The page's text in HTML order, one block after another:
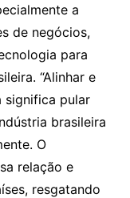
a
de negócios,
para
“Alinhar e
significa pular
brasileira
O
relação e
resgatando